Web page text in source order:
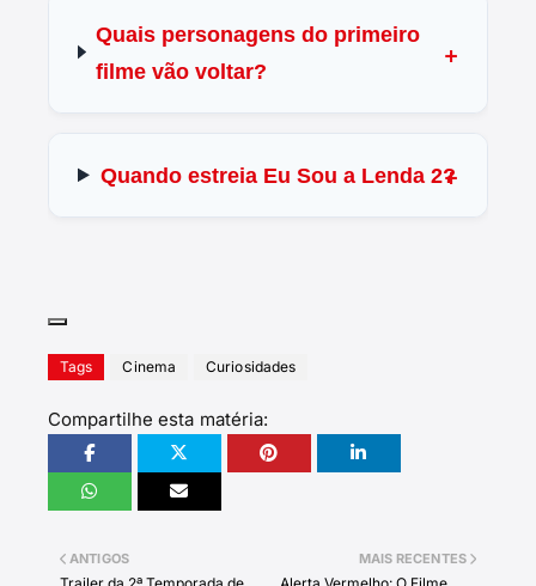
Quais personagens do primeiro
filme vão voltar?
Quando estreia Eu Sou a Lenda 2?
Tags Cinema Curiosidades
Compartilhe esta matéria:
MAIS RECENTES
ANTIGOS